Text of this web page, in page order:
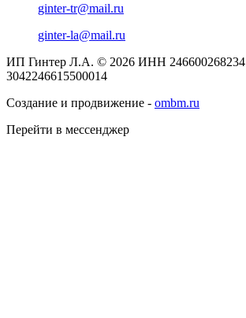
ginter-tr@mail.ru
ginter-la@mail.ru
ИП Гинтер Л.А. © 2026 ИНН 246600268234
3042246615500014
Создание и продвижение - ombm.ru
Перейти в мессенджер